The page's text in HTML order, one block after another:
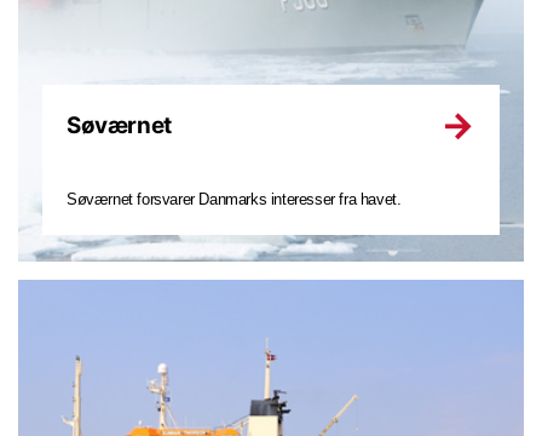
Søværnet
Søværnet forsvarer Danmarks interesser fra havet.